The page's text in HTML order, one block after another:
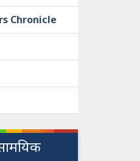
Chronicle